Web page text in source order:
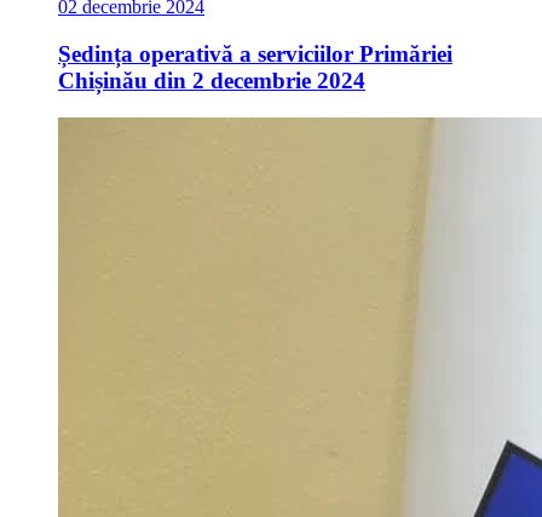
02 decembrie 2024
Ședința operativă a serviciilor Primăriei
Chișinău din 2 decembrie 2024